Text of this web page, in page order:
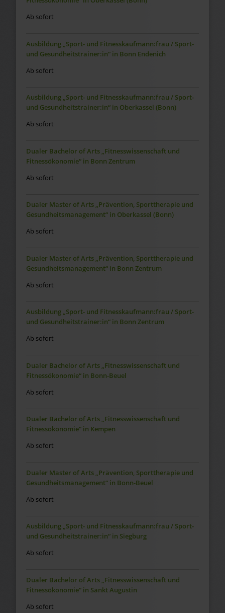
Ab sofort
Ausbildung „Sport- und Fitnesskaufmann:frau / Sport-
und Gesundheitstrainer:in“ in Bonn Endenich
Ab sofort
Ausbildung „Sport- und Fitnesskaufmann:frau / Sport-
und Gesundheitstrainer:in“ in Oberkassel (Bonn)
Ab sofort
Dualer Bachelor of Arts „Fitnesswissenschaft und
Fitnessökonomie“ in Bonn Zentrum
Ab sofort
Dualer Master of Arts „Prävention, Sporttherapie und
Gesundheitsmanagement“ in Oberkassel (Bonn)
Ab sofort
Dualer Master of Arts „Prävention, Sporttherapie und
Gesundheitsmanagement“ in Bonn Zentrum
Ab sofort
Ausbildung „Sport- und Fitnesskaufmann:frau / Sport-
und Gesundheitstrainer:in“ in Bonn Zentrum
Ab sofort
Dualer Bachelor of Arts „Fitnesswissenschaft und
Fitnessökonomie“ in Bonn-Beuel
Ab sofort
Dualer Bachelor of Arts „Fitnesswissenschaft und
Fitnessökonomie“ in Kempen
Ab sofort
Dualer Master of Arts „Prävention, Sporttherapie und
Gesundheitsmanagement“ in Bonn-Beuel
Ab sofort
Ausbildung „Sport- und Fitnesskaufmann:frau / Sport-
und Gesundheitstrainer:in“ in Siegburg
Ab sofort
Dualer Bachelor of Arts „Fitnesswissenschaft und
Fitnessökonomie“ in Sankt Augustin
Ab sofort